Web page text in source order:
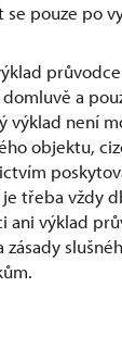
se pouze po
a
výklad není
objektu,
třeba vždy
ani výklad
zásady